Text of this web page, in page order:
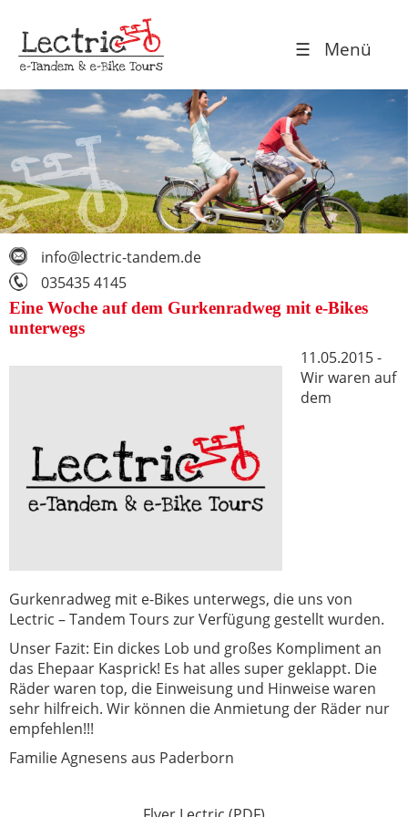
☰ Menü
info@lectric-tandem.de
035435 4145
Eine Woche auf dem Gurkenradweg mit e-Bikes
unterwegs
11.05.2015 -
Wir waren auf
dem
Gurkenradweg mit e-Bikes unterwegs, die uns von
Lectric – Tandem Tours zur Verfügung gestellt wurden.
Unser Fazit: Ein dickes Lob und großes Kompliment an
das Ehepaar Kasprick! Es hat alles super geklappt. Die
Räder waren top, die Einweisung und Hinweise waren
sehr hilfreich. Wir können die Anmietung der Räder nur
empfehlen!!!
Familie Agnesens aus Paderborn